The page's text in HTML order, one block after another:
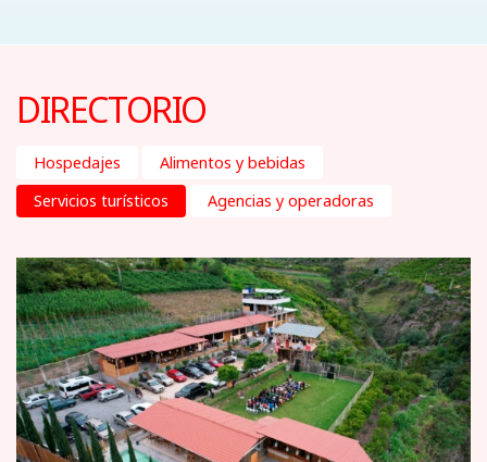
DIRECTORIO
Hospedajes
Alimentos y bebidas
Servicios turísticos
Agencias y operadoras